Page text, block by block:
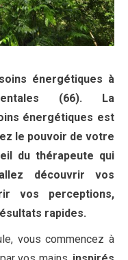
énergétiques à
(66). La
énergétiques est
le pouvoir de votre
du thérapeute qui
découvrir vos
vos perceptions,
rapides.
vous commencez à